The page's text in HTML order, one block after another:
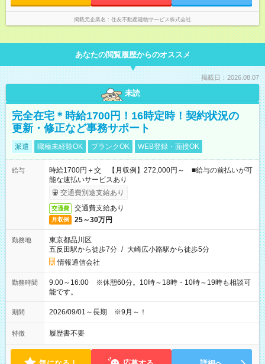
フトの場合もあります。 ※１か月単位の変形労働時間制（月163
時間、ただし2月は160時間） ※上記以外のシフトの場合もあり
ます。 ▼休憩時間 (1)(2)なし (3)(4)60分 (5)120分
掲載元企業名 住友不動産建物サービス株式会社
あなたの閲覧履歴からのオススメ
掲載日：2026.08.07
未読
完全在宅＊時給1700円！16時定時！契約状況の
更新・修正など事務サポート
派遣 職種未経験OK ブランクOK WEB登録・面接OK
給与
時給1700円＋交 【月収例】272,000円～ ■給与の前払いが可
能な速払いサービスあり
交通費別途支給あり
交通費 交通費支給あり
月収例 25～30万円
勤務地
東京都品川区
五反田駅から徒歩7分 / 大崎広小路駅から徒歩5分
情報通信会社
勤務時間
9:00～16:00 ※休憩60分。10時～18時・10時～19時も相談可
能です。
期間 2026/09/01～長期 ※9月～！
特徴 履歴書不要